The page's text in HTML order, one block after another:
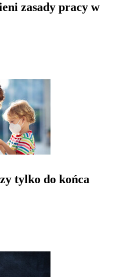
zasady pracy w
tylko do końca